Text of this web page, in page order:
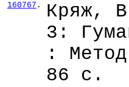
160767 .
Кряж,
3:
:
86 с.